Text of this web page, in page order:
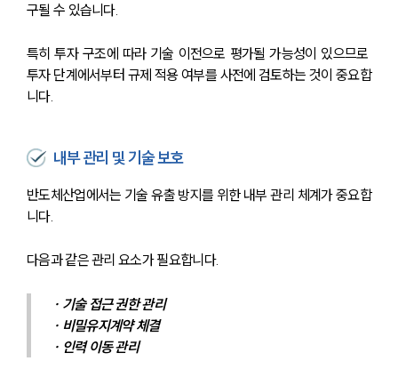
구될 수 있습니다.
특히 투자 구조에 따라 기술 이전으로 평가될 가능성이 있으므로
투자 단계에서부터 규제 적용 여부를 사전에 검토하는 것이 중요합
니다.
내부 관리 및 기술 보호
반도체산업에서는 기술 유출 방지를 위한 내부 관리 체계가 중요합
니다.
다음과 같은 관리 요소가 필요합니다.
· 기술 접근 권한 관리
· 비밀유지계약 체결
· 인력 이동 관리